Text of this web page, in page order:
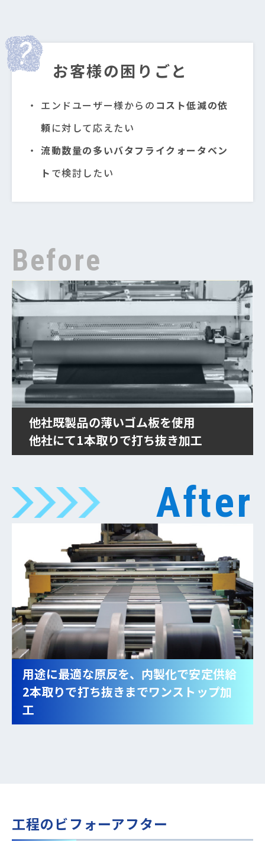
お客様の困りごと
エンドユーザー様からの コスト低減の依
頼に対して応えたい
流動数量の多いバタフライクォータベン
ト で検討したい
Before
他社既製品の薄いゴム板を使用
他社にて1本取りで打ち抜き加工
After
用途に最適な原反を、内製化で安定供給
2本取りで打ち抜きまでワンストップ加
工
工程のビフォーアフター